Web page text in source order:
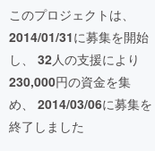
このプロジェクトは、
2014/01/31に募集を開始
し、 32人の支援により
230,000円の資金を集
め、 2014/03/06に募集を
終了しました